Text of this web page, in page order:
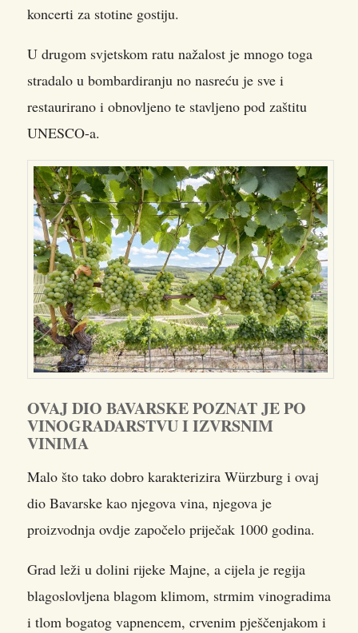
koncerti za stotine gostiju.
U drugom svjetskom ratu nažalost je mnogo toga
stradalo u bombardiranju no nasreću je sve i
restaurirano i obnovljeno te stavljeno pod zaštitu
UNESCO-a.
OVAJ DIO BAVARSKE POZNAT JE PO
VINOGRADARSTVU I IZVRSNIM
VINIMA
Malo što tako dobro karakterizira Würzburg i ovaj
dio Bavarske kao njegova vina, njegova je
proizvodnja ovdje započelo priječak 1000 godina.
Grad leži u dolini rijeke Majne, a cijela je regija
blagoslovljena blagom klimom, strmim vinogradima
i tlom bogatog vapnencem, crvenim pješčenjakom i